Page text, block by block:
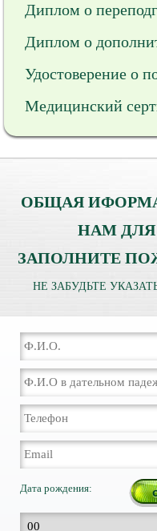
Диплом о
Диплом о
Удостоверение о
Медицинский
ОБЩАЯ
НАМ ДЛЯ
ЗАПОЛНИТЕ
НЕ ЗАБУДЬТЕ
Дата рождения: